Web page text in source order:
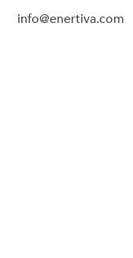
info@enertiva.com